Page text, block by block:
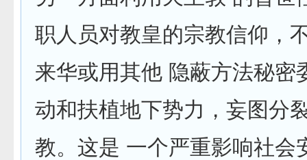
职人员对教皇的宗教信仰，
来华或用其他 隐蔽方法秘密
动和扶植地下势力，妄图分
教。这是 一个严重影响社会